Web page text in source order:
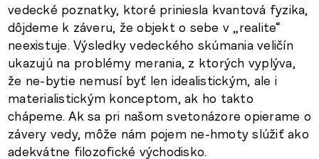
vedecké poznatky, ktoré priniesla kvantová fyzika,
dôjdeme k záveru, že objekt o sebe v „realite“
neexistuje. Výsledky vedeckého skúmania veličín
ukazujú na problémy merania, z ktorých vyplýva,
že ne-bytie nemusí byť len idealistickým, ale i
materialistickým konceptom, ak ho takto
chápeme. Ak sa pri našom svetonázore opierame o
závery vedy, môže nám pojem ne-hmoty slúžiť ako
adekvátne filozofické východisko.